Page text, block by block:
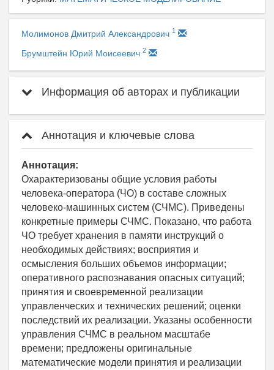
Молимонов Дмитрий Александрович 1
Брумштейн Юрий Моисеевич 2
Информация об авторах и публикации
Аннотация и ключевые слова
Аннотация:
Охарактеризованы общие условия работы
человека-оператора (ЧО) в составе сложных
человеко-машинных систем (СЧМС). Приведены
конкретные примеры СЧМС. Показано, что работа
ЧО требует хранения в памяти инструкций о
необходимых действиях; восприятия и
осмысления больших объемов информации;
оперативного распознавания опасных ситуаций;
принятия и своевременной реализации
управленческих и технических решений; оценки
последствий их реализации. Указаны особенности
управления СЧМС в реальном масштабе
времени; предложены оригинальные
математические модели принятия и реализации